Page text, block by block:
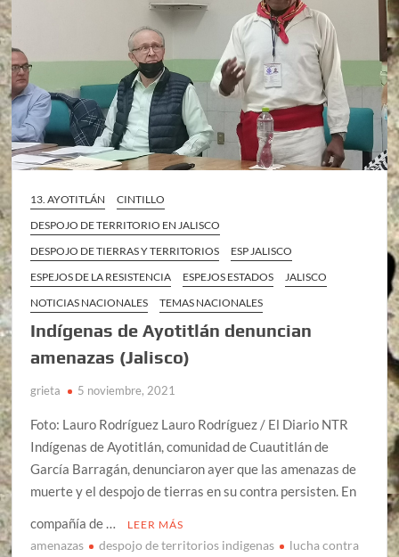
13. AYOTITLÁN
CINTILLO
DESPOJO DE TERRITORIO EN JALISCO
DESPOJO DE TIERRAS Y TERRITORIOS
ESP JALISCO
ESPEJOS DE LA RESISTENCIA
ESPEJOS ESTADOS
JALISCO
NOTICIAS NACIONALES
TEMAS NACIONALES
Indígenas de Ayotitlán denuncian
amenazas (Jalisco)
grieta 5 noviembre, 2021
Foto: Lauro Rodríguez Lauro Rodríguez / El Diario NTR
Indígenas de Ayotitlán, comunidad de Cuautitlán de
García Barragán, denunciaron ayer que las amenazas de
muerte y el despojo de tierras en su contra persisten. En
compañía de …
LEER MÁS
amenazas despojo de territorios indigenas
lucha contra